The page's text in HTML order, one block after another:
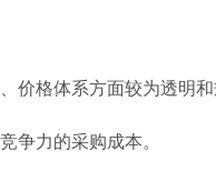
价格体系方面较为透明和
争力的采购成本。